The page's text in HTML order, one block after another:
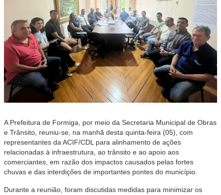
A Prefeitura de Formiga, por meio da Secretaria Municipal de Obras
e Trânsito, reuniu-se, na manhã desta quinta-feira (05), com
representantes da ACIF/CDL para alinhamento de ações
relacionadas à infraestrutura, ao trânsito e ao apoio aos
comerciantes, em razão dos impactos causados pelas fortes
chuvas e das interdições de importantes pontes do município.
Durante a reunião, foram discutidas medidas para minimizar os